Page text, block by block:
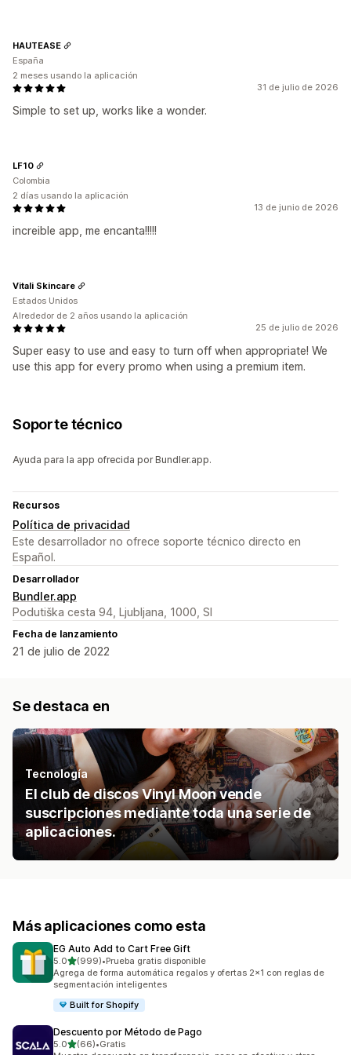
31 de julio de 2026
Simple to set up, works like a wonder.
HAUTEASE
España
2 meses usando la aplicación
13 de junio de 2026
increible app, me encanta!!!!!
LF10
Colombia
2 días usando la aplicación
25 de julio de 2026
Super easy to use and easy to turn off when appropriate! We
use this app for every promo when using a premium item.
Vitali Skincare
Estados Unidos
Alrededor de 2 años usando la aplicación
Soporte técnico
Ayuda para la app ofrecida por Bundler.app.
Recursos
Política de privacidad
Este desarrollador no ofrece soporte técnico directo en
Español.
Desarrollador
Bundler.app
Podutiška cesta 94, Ljubljana, 1000, SI
Fecha de lanzamiento
21 de julio de 2022
Se destaca en
Tecnología
El club de discos Vinyl Moon vende
suscripciones mediante toda una serie de
aplicaciones.
Más aplicaciones como esta
EG Auto Add to Cart Free Gift
5.0de 5 estrellas
(999)
999 reseñas en total
•Prueba gratis disponible
Agrega de forma automática regalos y ofertas 2x1 con reglas de
segmentación inteligentes
Built for Shopify
Descuento por Método de Pago
5.0de 5 estrellas
(66)
66 reseñas en total
•Gratis